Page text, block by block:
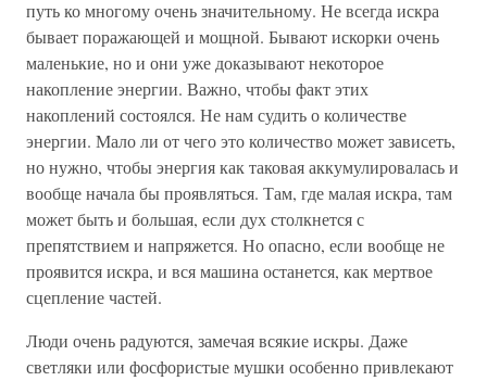
путь ко многому очень значительному. Не всегда искра
бывает поражающей и мощной. Бывают искорки очень
маленькие, но и они уже доказывают некоторое
накопление энергии. Важно, чтобы факт этих
накоплений состоялся. Не нам судить о количестве
энергии. Мало ли от чего это количество может зависеть,
но нужно, чтобы энергия как таковая аккумулировалась и
вообще начала бы проявляться. Там, где малая искра, там
может быть и большая, если дух столкнется с
препятствием и напряжется. Но опасно, если вообще не
проявится искра, и вся машина останется, как мертвое
сцепление частей.
Люди очень радуются, замечая всякие искры. Даже
светляки или фосфористые мушки особенно привлекают